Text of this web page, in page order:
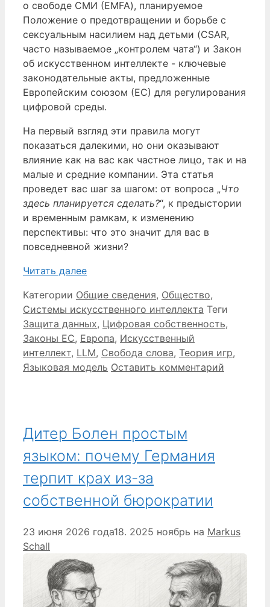
о свободе СМИ (EMFA), планируемое
Положение о предотвращении и борьбе с
сексуальным насилием над детьми (CSAR,
часто называемое „контролем чата“) и Закон
об искусственном интеллекте - ключевые
законодательные акты, предложенные
Европейским союзом (ЕС) для регулирования
цифровой среды.
На первый взгляд эти правила могут
показаться далекими, но они оказывают
влияние как на вас как частное лицо, так и на
малые и средние компании. Эта статья
проведет вас шаг за шагом: от вопроса „Что
здесь планируется сделать?“, к предыстории
и временным рамкам, к изменению
перспективы: что это значит для вас в
повседневной жизни?
Читать далее
Категории Общие сведения, Общество,
Системы искусственного интеллекта Теги
Защита данных, Цифровая собственность,
Законы ЕС, Европа, Искусственный
интеллект, LLM, Свобода слова, Теория игр,
Языковая модель Оставить комментарий
Дитер Болен простым
языком: почему Германия
терпит крах из-за
собственной бюрократии
23 июня 2026 года18. 2025 ноябрь на Markus
Schall